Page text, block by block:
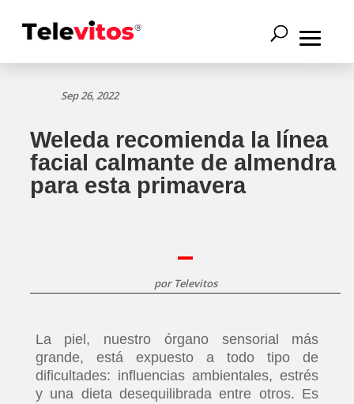
Sep 26, 2022
Weleda recomienda la línea
facial calmante de almendra
para esta primavera
por Televitos
La piel, nuestro órgano sensorial más
grande, está expuesto a todo tipo de
dificultades: influencias ambientales, estrés
y una dieta desequilibrada entre otros. Es